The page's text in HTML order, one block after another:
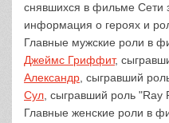
снявшихся в фильме Сети
информация о героях и
Главные мужские роли в
Джеймс Гриффит,
Александр , сыгравший
Сул , сыгравший роль "Ray
Главные женские роли в